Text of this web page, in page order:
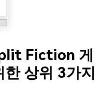
Fiction 게
상위 3가지